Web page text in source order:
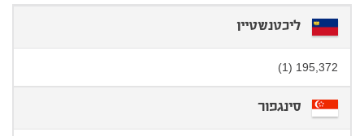
ליכטנשטיין
195,372 (1)
סינגפור